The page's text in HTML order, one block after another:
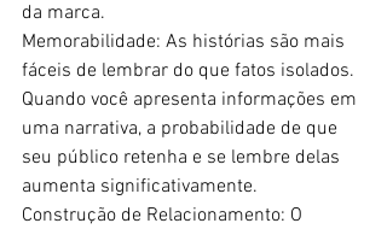
da marca.
Memorabilidade: As histórias são mais
fáceis de lembrar do que fatos isolados.
Quando você apresenta informações em
uma narrativa, a probabilidade de que
seu público retenha e se lembre delas
aumenta significativamente.
Construção de Relacionamento: O